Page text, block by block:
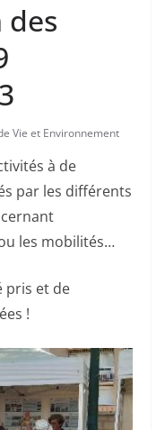
des
Vie et Environnement
à de
par les différents
les mobilités…
pris et de
!